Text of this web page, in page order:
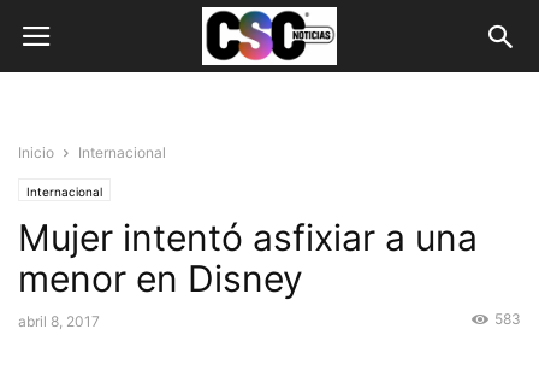
Inicio Internacional
Internacional
Mujer intentó asfixiar a una
menor en Disney
abril 8, 2017 583